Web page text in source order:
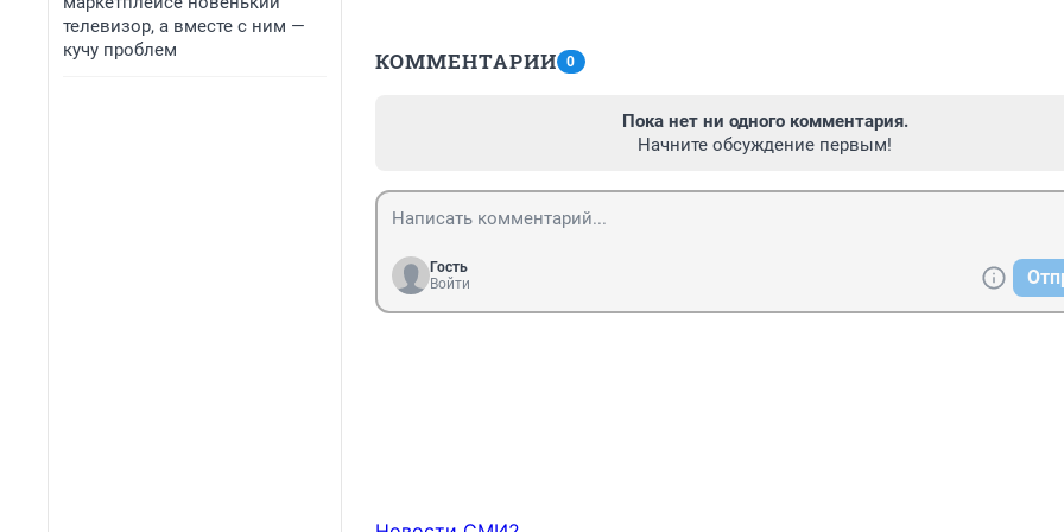
телевизор, а вместе с ним —
кучу проблем
КОММЕНТАРИИ 0
Пока нет ни одного комментария.
Начните обсуждение первым!
Гость
Войти